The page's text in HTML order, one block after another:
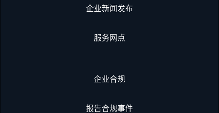
企业新闻发布
服务网点
企业合规
报告合规事件